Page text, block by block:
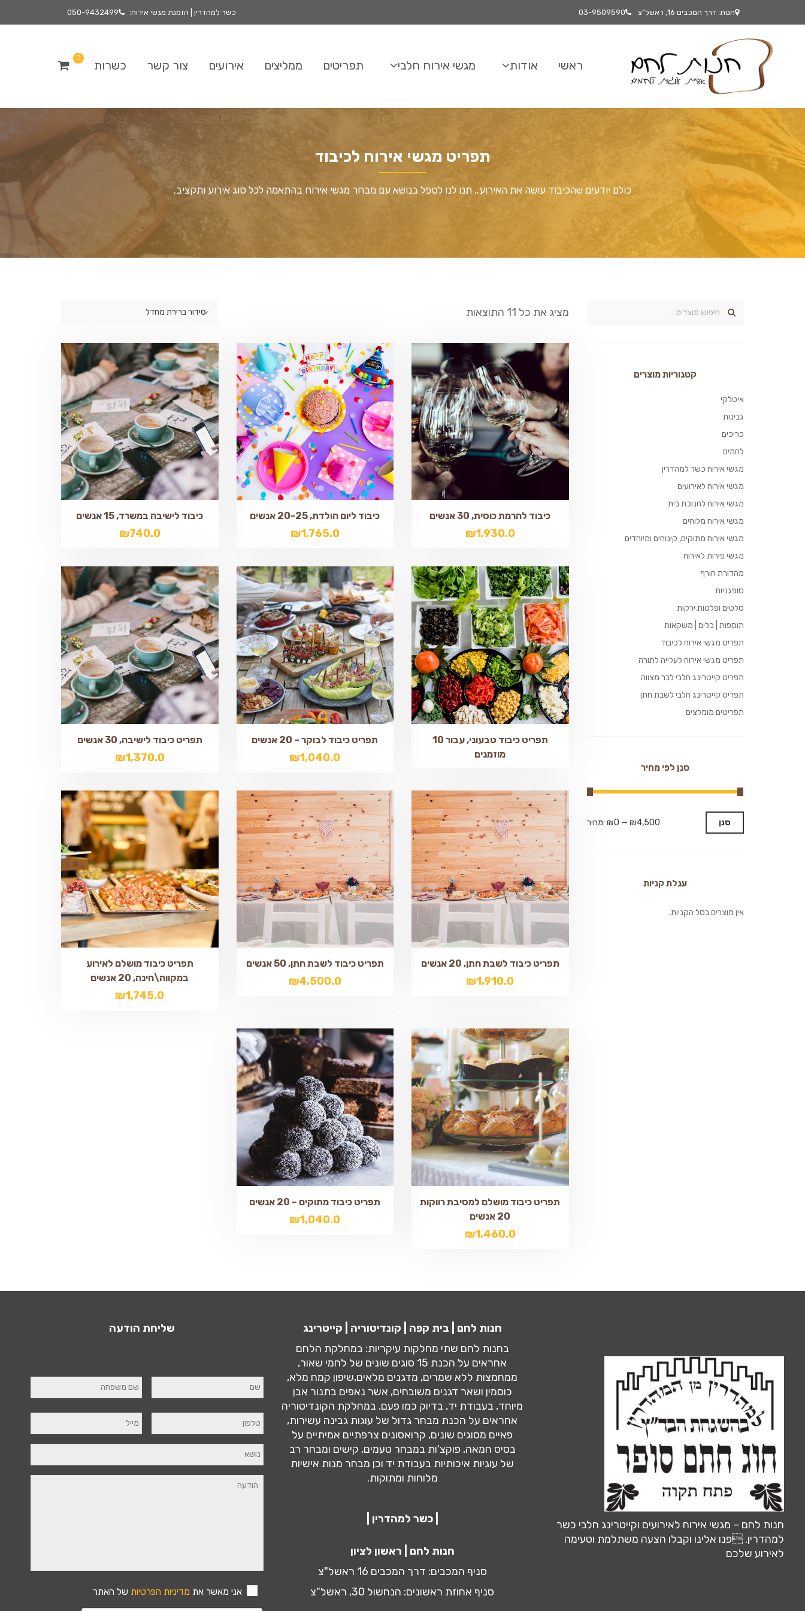
כשר למהדרין | הזמנת מגשי אירוח: 050-9432499 חנות: דרך המכבים 16, ראשל"צ 03-9509590
ראשי אודות מגשי אירוח חלבי תפריטים ממליצים אירועים צור קשר כשרות
0
תפריט מגשי אירוח לכיבוד
כולם יודעים שהכיבוד עושה את האירוע.. תנו לנו לטפל בנושא עם מבחר מגשי אירוח בהתאמה לכל סוג אירוע ותקציב.
מציג את כל 11 התוצאות סידור ברירת מחדל
כיבוד להרמת כוסית, 30 אנשים
₪1,930.0
כיבוד ליום הולדת, 20-25 אנשים
₪1,765.0
כיבוד לישיבה במשרד, 15 אנשים
₪740.0
תפריט כיבוד טבעוני, עבור 10
מוזמנים
תפריט כיבוד לבוקר – 20 אנשים
₪1,040.0
תפריט כיבוד לישיבה, 30 אנשים
₪1,370.0
תפריט כיבוד לשבת חתן, 20 אנשים
₪1,910.0
תפריט כיבוד לשבת חתן, 50 אנשים
₪4,500.0
תפריט כיבוד מושלם לאירוע
במקווה\חינה, 20 אנשים
₪1,745.0
תפריט כיבוד מושלם למסיבת רווקות
20 אנשים
₪1,460.0
תפריט כיבוד מתוקים – 20 אנשים
₪1,040.0
קטגוריות מוצרים
איטלקי
גבינות
כריכים
לחמים
מגשי אירוח כשר למהדרין
מגשי אירוח לאירועים
מגשי אירוח לחנוכת בית
מגשי אירוח מלוחים
מגשי אירוח מתוקים, קינוחים ומיוחדים
מגשי פירות לאירוח
מהדורת חורף
סופגניות
סלטים ופלטות ירקות
תוספות | כלים | משקאות
תפריט מגשי אירוח לכיבוד
תפריט מגשי אירוח לעלייה לתורה
תפריט קייטרינג חלבי לבר מצווה
תפריט קייטרינג חלבי לשבת חתן
תפריטים מומלצים
סנן לפי מחיר
סנן מחיר: ₪0 — ₪4,500
עגלת קניות
אין מוצרים בסל הקניות.
שליחת הודעה
אני מאשר את מדיניות הפרטיות של האתר
חנות לחם | בית קפה | קונדיטוריה | קייטרינג
בחנות לחם שתי מחלקות עיקריות: במחלקת הלחם
אחראים על הכנת 15 סוגים שונים של לחמי שאור,
ממחמצות ללא שמרים, מדגנים מלאים,שיפון קמח מלא,
כוסמין ושאר דגנים משובחים, אשר נאפים בתנור אבן
מיוחד, בעבודת יד, בדיוק כמו פעם. במחלקת הקונדיטוריה
אחראים על הכנת מבחר גדול של עוגות גבינה עשירות,
פאיים מסוגים שונים, קרואסונים צרפתיים אמיתיים על
בסיס חמאה, פוקצ'ות במבחר טעמים, קישים ומבחר רב
של עוגיות איכותיות בעבודת יד וכן מבחר מנות אישיות
מלוחות ומתוקות.
| כשר למהדרין |
חנות לחם | ראשון לציון
סניף המכבים: דרך המכבים 16 ראשל"צ
סניף אחוזת ראשונים: הנחשול 30, ראשל"צ
חנות לחם – מגשי אירוח לאירועים וקייטרינג חלבי כשר
למהדרין. פנו אלינו וקבלו הצעה משתלמת וטעימה
לאירוע שלכם